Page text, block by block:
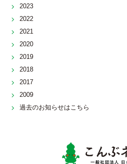
2023
2022
2021
2020
2019
2018
2017
2009
過去のお知らせはこちら